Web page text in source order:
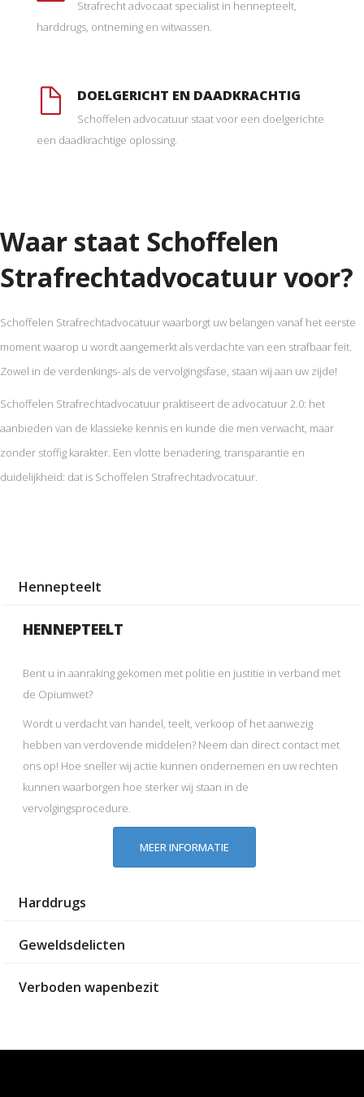
Strafrecht advocaat specialist in hennepteelt,
harddrugs, ontneming en witwassen.
DOELGERICHT EN DAADKRACHTIG
Schoffelen advocatuur staat voor een doelgerichte
een daadkrachtige oplossing.
Waar staat Schoffelen
Strafrechtadvocatuur voor?
Schoffelen Strafrechtadvocatuur waarborgt uw belangen vanaf het eerste
moment waarop u wordt aangemerkt als verdachte van een strafbaar feit.
Zowel in de verdenkings- als de vervolgingsfase, staan wij aan uw zijde!
Schoffelen Strafrechtadvocatuur praktiseert de advocatuur 2.0: het
aanbieden van de klassieke kennis en kunde die men verwacht, maar
zonder stoffig karakter. Een vlotte benadering, transparantie en
duidelijkheid: dat is Schoffelen Strafrechtadvocatuur.
Hennepteelt
HENNEPTEELT
Bent u in aanraking gekomen met politie en justitie in verband met
de Opiumwet?
Wordt u verdacht van handel, teelt, verkoop of het aanwezig
hebben van verdovende middelen? Neem dan direct contact met
ons op! Hoe sneller wij actie kunnen ondernemen en uw rechten
kunnen waarborgen hoe sterker wij staan in de
vervolgingsprocedure.
MEER INFORMATIE
Harddrugs
Geweldsdelicten
Verboden wapenbezit